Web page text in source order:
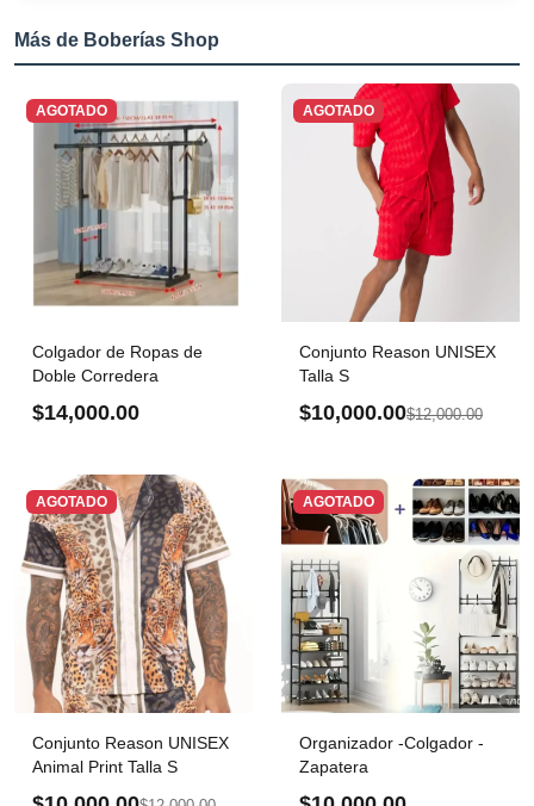
Más de Boberías Shop
AGOTADO
Colgador de Ropas de
Doble Corredera
$14,000.00
AGOTADO
Conjunto Reason UNISEX
Talla S
$10,000.00$12,000.00
AGOTADO
Conjunto Reason UNISEX
Animal Print Talla S
AGOTADO
Organizador -Colgador -
Zapatera